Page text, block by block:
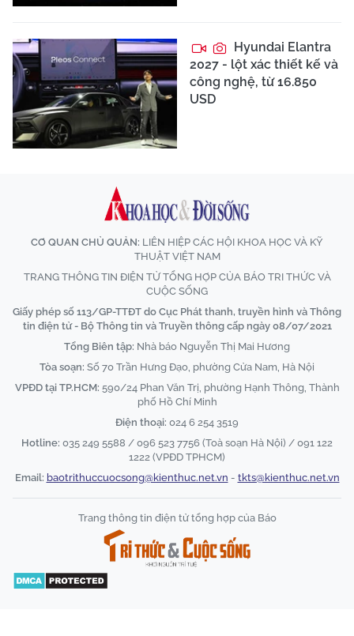
Hyundai Elantra
2027 - lột xác thiết kế và
công nghệ, từ 16.850
USD
CƠ QUAN CHỦ QUẢN: LIÊN HIỆP CÁC HỘI KHOA HỌC VÀ KỸ
THUẬT VIỆT NAM
TRANG THÔNG TIN ĐIỆN TỬ TỔNG HỢP CỦA BÁO TRI THỨC VÀ
CUỘC SỐNG
Giấy phép số 113/GP-TTĐT do Cục Phát thanh, truyền hình và Thông
tin điện tử - Bộ Thông tin và Truyền thông cấp ngày 08/07/2021
Tổng Biên tập: Nhà báo Nguyễn Thị Mai Hương
Tòa soạn: Số 70 Trần Hưng Đạo, phường Cửa Nam, Hà Nội
VPĐD tại TP.HCM: 590/24 Phan Văn Trị, phường Hạnh Thông, Thành
phố Hồ Chí Minh
Điện thoại: 024 6 254 3519
Hotline: 035 249 5588 / 096 523 7756 (Toà soạn Hà Nội) / 091 122
1222 (VPĐD TPHCM)
Email: baotrithuccuocsong@kienthuc.net.vn - tkts@kienthuc.net.vn
Trang thông tin điện tử tổng hợp của Báo